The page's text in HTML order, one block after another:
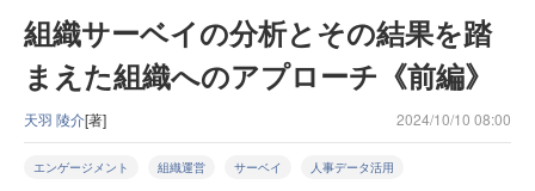
組織サーベイの分析とその結果を踏
まえた組織へのアプローチ《前編》
天羽 陵介[著] 2024/10/10 08:00
エンゲージメント 組織運営 サーベイ 人事データ活用